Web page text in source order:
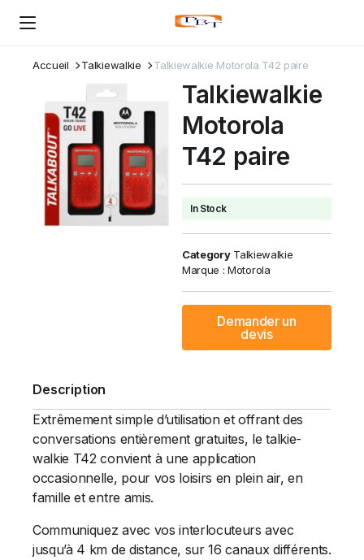
Accueil Talkiewalkie Talkiewalkie Motorola T42 paire
Talkiewalkie
Motorola
T42 paire
In Stock
Category Talkiewalkie
Marque :Motorola
Demander un
devis
Description
Extrêmement simple d’utilisation et offrant des
conversations entièrement gratuites, le talkie-
walkie T42 convient à une application
occasionnelle, pour vos loisirs en plein air, en
famille et entre amis.
Communiquez avec vos interlocuteurs avec
jusqu’à 4 km de distance, sur 16 canaux différents.